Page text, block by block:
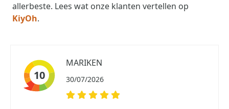
allerbeste. Lees wat onze klanten vertellen op
KiyOh.
10
MARIKEN
30/07/2026